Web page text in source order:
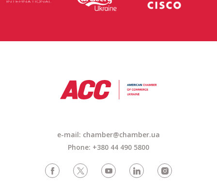
e-mail: chamber@chamber.ua
Phone: +380 44 490 5800